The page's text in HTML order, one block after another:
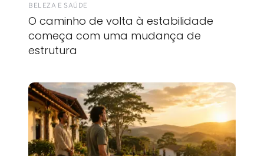
BELEZA E SAÚDE
O caminho de volta à estabilidade
começa com uma mudança de
estrutura